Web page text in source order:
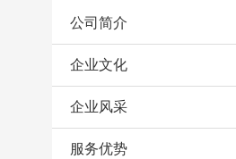
公司简介
企业文化
企业风采
服务优势